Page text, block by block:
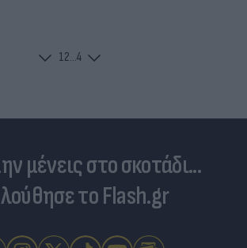
12...4
μένεις στο σκοτάδι...
το Flash.gr